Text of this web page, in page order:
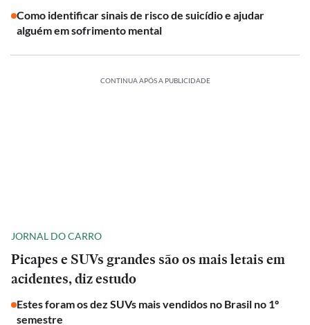
Como identificar sinais de risco de suicídio e ajudar
alguém em sofrimento mental
CONTINUA APÓS A PUBLICIDADE
JORNAL DO CARRO
Picapes e SUVs grandes são os mais letais em
acidentes, diz estudo
Estes foram os dez SUVs mais vendidos no Brasil no 1º
semestre